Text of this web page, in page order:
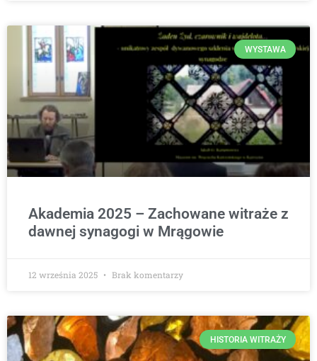
WYSTAWA
Akademia 2025 – Zachowane witraże z
dawnej synagogi w Mrągowie
12 września 2025 Brak komentarzy
HISTORIA WITRAŻY